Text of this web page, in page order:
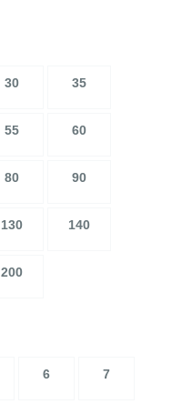
30 35
55 60
80 90
130 140
200
6 7